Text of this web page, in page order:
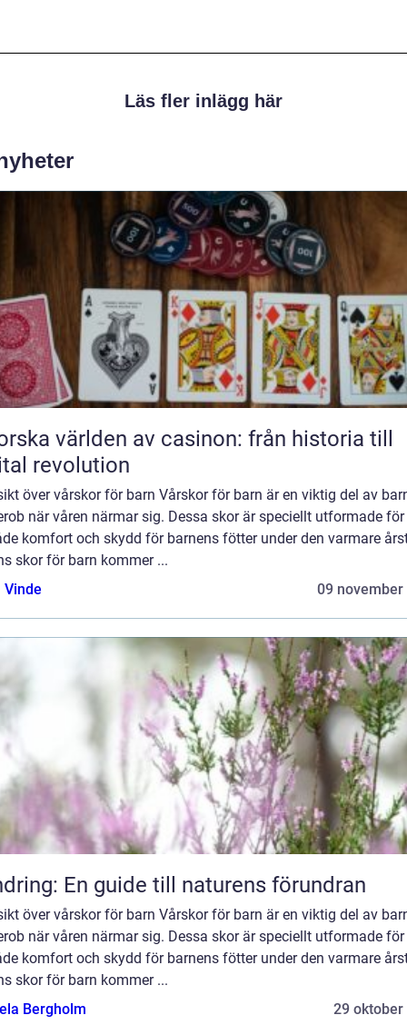
Läs fler inlägg här
världen av casinon: från historia till
revolution
över vårskor för barn Vårskor för barn är en viktig del av
när våren närmar sig. Dessa skor är speciellt utformade
komfort och skydd för barnens fötter under den varmare
skor för barn kommer ...
Vinde
09 november
En guide till naturens förundran
över vårskor för barn Vårskor för barn är en viktig del av
när våren närmar sig. Dessa skor är speciellt utformade
komfort och skydd för barnens fötter under den varmare
skor för barn kommer ...
Bergholm
29 oktober